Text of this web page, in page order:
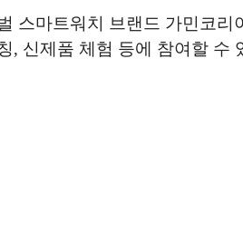
스마트워치 브랜드 가민코리
, 신제품 체험 등에 참여할 수